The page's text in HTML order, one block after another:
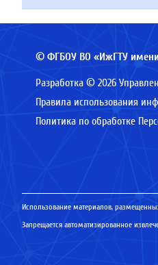
© ФГБОУ ВО «ИжГТУ
Разработка © 2026
Правила использования
Политика по обработке
Использование материалов,
Запрещается автоматизированное